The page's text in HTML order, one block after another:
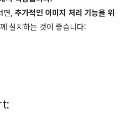
면, 추가적인 이미지 처리 기능을 위
설치하는 것이 좋습니다: